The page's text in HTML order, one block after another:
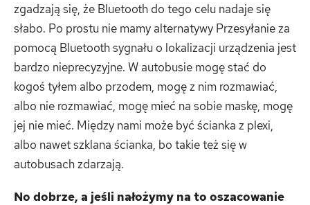
zgadzają się, że Bluetooth do tego celu nadaje się
słabo. Po prostu nie mamy alternatywy Przesyłanie za
pomocą Bluetooth sygnału o lokalizacji urządzenia jest
bardzo nieprecyzyjne. W autobusie mogę stać do
kogoś tyłem albo przodem, mogę z nim rozmawiać,
albo nie rozmawiać, mogę mieć na sobie maskę, mogę
jej nie mieć. Między nami może być ścianka z plexi,
albo nawet szklana ścianka, bo takie też się w
autobusach zdarzają.
No dobrze, a jeśli nałożymy na to oszacowanie